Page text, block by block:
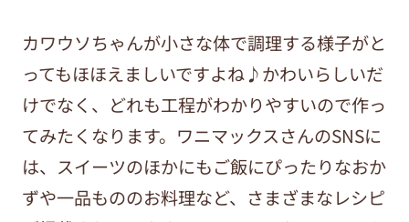
カワウソちゃんが小さな体で調理する様子がと
ってもほほえましいですよね♪かわいらしいだ
けでなく、どれも工程がわかりやすいので作っ
てみたくなります。ワニマックスさんのSNSに
は、スイーツのほかにもご飯にぴったりなおか
ずや一品もののお料理など、さまざまなレシピ